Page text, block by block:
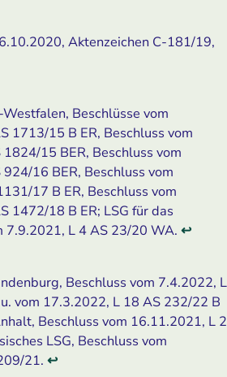
Aktenzeichen C-181/19,
Beschlüsse vom
1713/15 B ER, Beschluss vom
15 BER, Beschluss vom
16 BER, Beschluss vom
17 B ER, Beschluss vom
1472/18 B ER; LSG für das
7.9.2021, L 4 AS 23/20 WA. ↩
Beschluss vom 7.4.2022, L
vom 17.3.2022, L 18 AS 232/22 B
Beschluss vom 16.11.2021, L 2
LSG, Beschluss vom
21. ↩